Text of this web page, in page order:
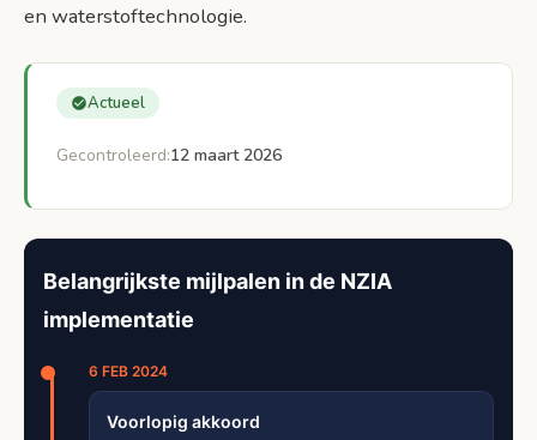
en waterstoftechnologie.
Actueel
Gecontroleerd:12 maart 2026
Belangrijkste mijlpalen in de NZIA
implementatie
6 FEB 2024
Voorlopig akkoord